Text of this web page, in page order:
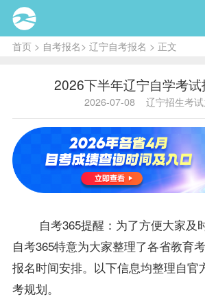
首页> 自考报名> 辽宁自考报名 > 正文
2026下半年辽宁自学考
2026-07-08 辽宁招生考
自考365提醒：为了方便大家及
自考365特意为大家整理了各省教育
报名时间安排。以下信息均整理自官
考规划。